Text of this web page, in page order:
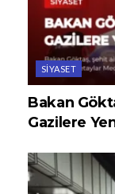
SIYASET
Bakan
Gazilere